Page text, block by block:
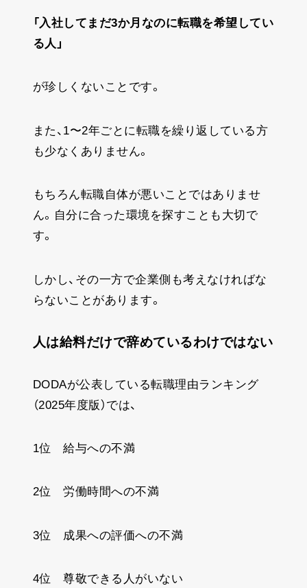
「入社してまだ3か月なのに転職を希望してい
る人」
が珍しくないことです。
また、1〜2年ごとに転職を繰り返している方
も少なくありません。
もちろん転職自体が悪いことではありませ
ん。自分に合った環境を探すことも大切で
す。
しかし、その一方で企業側も考えなければな
らないことがあります。
人は給料だけで辞めているわけではない
DODAが公表している転職理由ランキング
（2025年度版）では、
1位 給与への不満
2位 労働時間への不満
3位 成果への評価への不満
4位 尊敬できる人がいない